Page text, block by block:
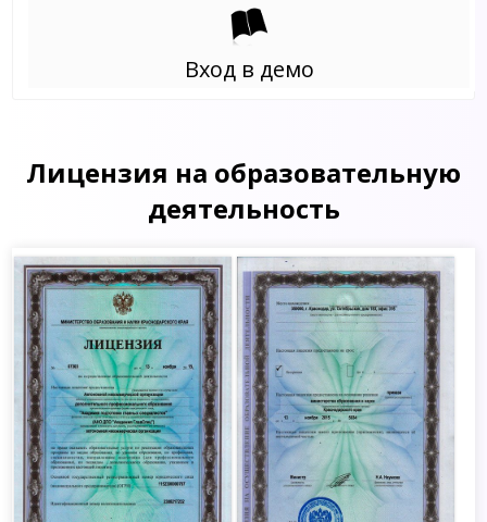
Вход в демо
Лицензия на образовательную
деятельность